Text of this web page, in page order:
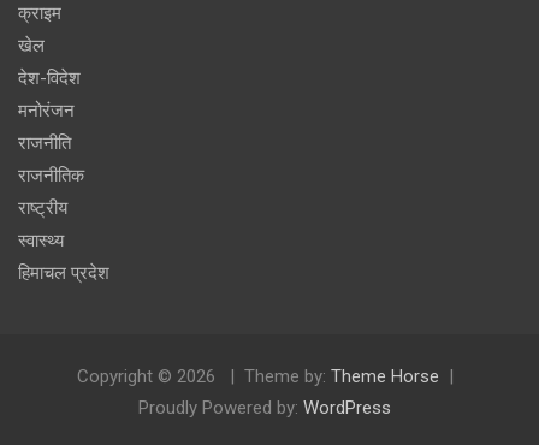
क्राइम
खेल
देश-विदेश
मनोरंजन
राजनीति
राजनीतिक
राष्ट्रीय
स्वास्थ्य
हिमाचल प्रदेश
Copyright © 2026 Theme by: Theme Horse
Proudly Powered by: WordPress